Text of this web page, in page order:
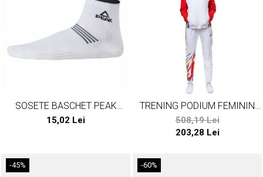
SOSETE BASCHET PEAK
CRAFT ALBE
15,02 Lei
TRENING PODIUM FEMININ
PEAK TEAMROMANIA19
ALB/ROSU
508,19 Lei
203,28 Lei
-45% -60%